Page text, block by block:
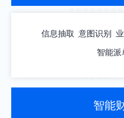
信息抽取 意图识别
智能派
智能